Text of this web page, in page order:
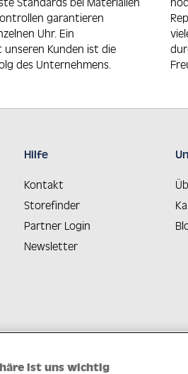
garantieren
Uhr. Ein
Kunden ist die
des Unternehmens.
Hilfe
Kontakt
Storefinder
Partner Login
Newsletter
Erstes
ist uns wichtig